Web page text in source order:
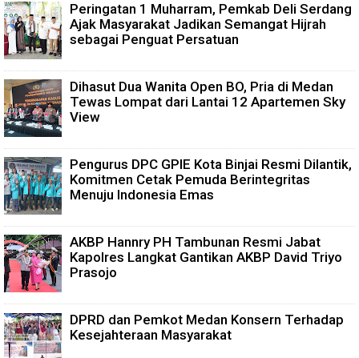
Peringatan 1 Muharram, Pemkab Deli Serdang
Ajak Masyarakat Jadikan Semangat Hijrah
sebagai Penguat Persatuan
Dihasut Dua Wanita Open BO, Pria di Medan
Tewas Lompat dari Lantai 12 Apartemen Sky
View
Pengurus DPC GPIE Kota Binjai Resmi Dilantik,
Komitmen Cetak Pemuda Berintegritas
Menuju Indonesia Emas
AKBP Hannry PH Tambunan Resmi Jabat
Kapolres Langkat Gantikan AKBP David Triyo
Prasojo
DPRD dan Pemkot Medan Konsern Terhadap
Kesejahteraan Masyarakat